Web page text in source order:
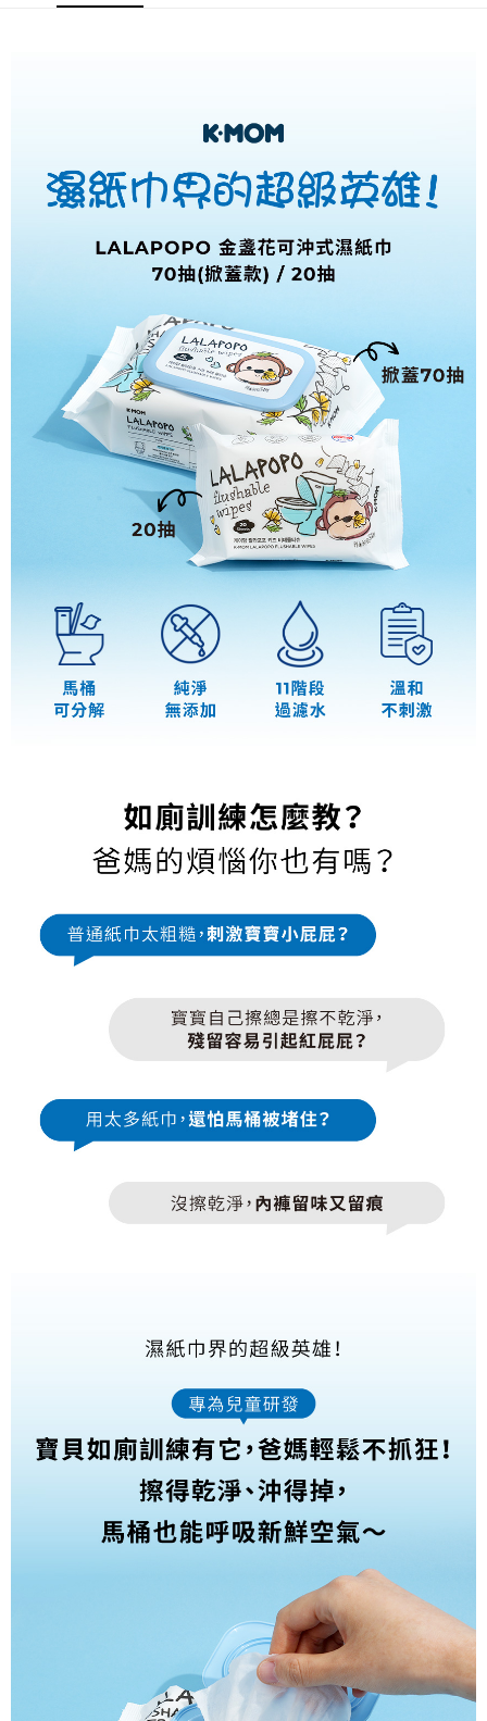
３．未成年的使用者請事先徵得法定代理人或監護人之同意方可使用
任。
４．使用「AFTEE先享後付」時，將依據個別帳號之用戶狀況，依本公司即
５．嚴禁一人註冊多個帳號或使用他人資訊註冊。若發現惡意使用之情形，
恩沛科技股份有限公司將有權停止該用戶之使用額度並採取法律行動。